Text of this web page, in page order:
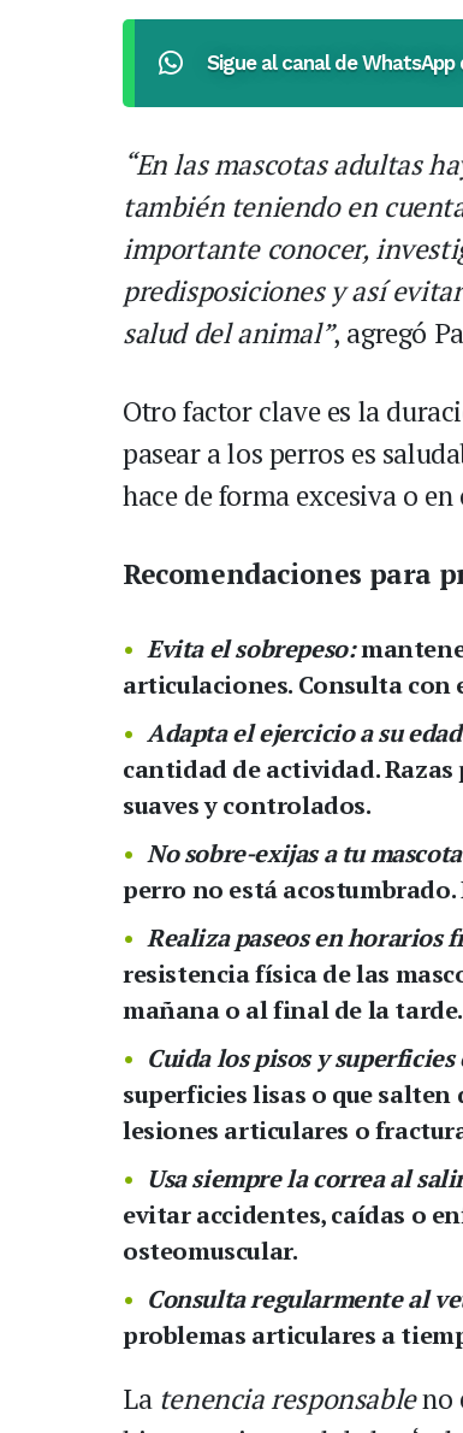
Sigue al canal de WhatsApp
“En las mascotas adultas
también teniendo en
importante conocer,
predisposiciones y así
salud del animal”, agregó
Otro factor clave es la
pasear a los perros es
hace de forma excesiva o
Recomendaciones para
Evita el sobrepeso:
articulaciones. Consulta con
Adapta el ejercicio a su
cantidad de actividad.
suaves y controlados.
No sobre-exijas a tu
perro no está acostumbrado.
Realiza paseos en horarios
resistencia física de las
mañana o al final de la tarde.
Cuida los pisos y superficies
superficies lisas o que salten
lesiones articulares o
Usa siempre la correa al
evitar accidentes, caídas o
osteomuscular.
Consulta regularmente al
problemas articulares a
La tenencia responsableno